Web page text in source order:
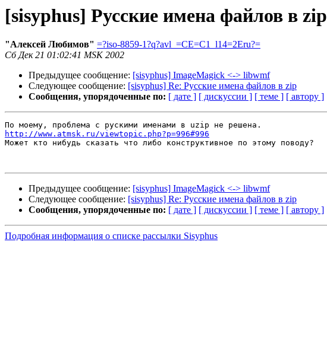
[sisyphus] Русские имена файлов в zip
"Алексей Любимов" =?iso-8859-1?q?avl_=CE=C1_l14=2Eru?=
Сб Дек 21 01:02:41 MSK 2002
Предыдущее сообщение: [sisyphus] ImageMagick <-> libwmf
Следующее сообщение: [sisyphus] Re: Русские имена файлов в zip
Сообщения, упорядоченные по: [ дате ] [ дискуссии ] [ теме ] [ автору ]
http://www.atmsk.ru/viewtopic.php?p=996#996
Может кто нибудь сказать что либо конструктивное по этому поводу?
Предыдущее сообщение: [sisyphus] ImageMagick <-> libwmf
Следующее сообщение: [sisyphus] Re: Русские имена файлов в zip
Сообщения, упорядоченные по: [ дате ] [ дискуссии ] [ теме ] [ автору ]
Подробная информация о списке рассылки Sisyphus